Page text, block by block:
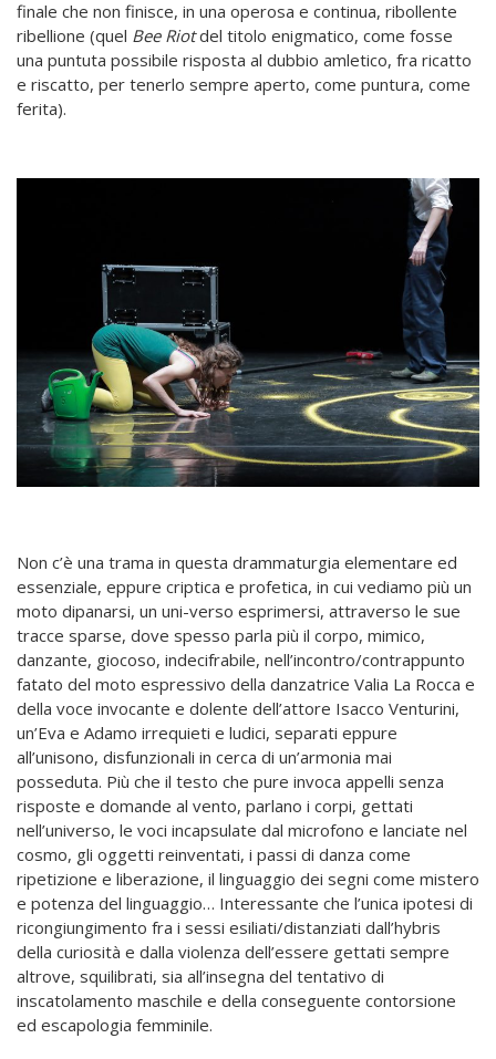
finale che non finisce, in una operosa e continua, ribollente
ribellione (quel Bee Riotdel titolo enigmatico, come fosse
una puntuta possibile risposta al dubbio amletico, fra ricatto
e riscatto, per tenerlo sempre aperto, come puntura, come
ferita).
Non c’è una trama in questa drammaturgia elementare ed
essenziale, eppure criptica e profetica, in cui vediamo più un
moto dipanarsi, un uni-verso esprimersi, attraverso le sue
tracce sparse, dove spesso parla più il corpo, mimico,
danzante, giocoso, indecifrabile, nell’incontro/contrappunto
fatato del moto espressivo della danzatrice Valia La Rocca e
della voce invocante e dolente dell’attore Isacco Venturini,
un’Eva e Adamo irrequieti e ludici, separati eppure
all’unisono, disfunzionali in cerca di un’armonia mai
posseduta. Più che il testo che pure invoca appelli senza
risposte e domande al vento, parlano i corpi, gettati
nell’universo, le voci incapsulate dal microfono e lanciate nel
cosmo, gli oggetti reinventati, i passi di danza come
ripetizione e liberazione, il linguaggio dei segni come mistero
e potenza del linguaggio… Interessante che l’unica ipotesi di
ricongiungimento fra i sessi esiliati/distanziati dall’hybris
della curiosità e dalla violenza dell’essere gettati sempre
altrove, squilibrati, sia all’insegna del tentativo di
inscatolamento maschile e della conseguente contorsione
ed escapologia femminile.